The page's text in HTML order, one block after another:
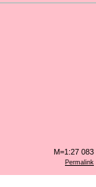
Permalink
M=1:27 083